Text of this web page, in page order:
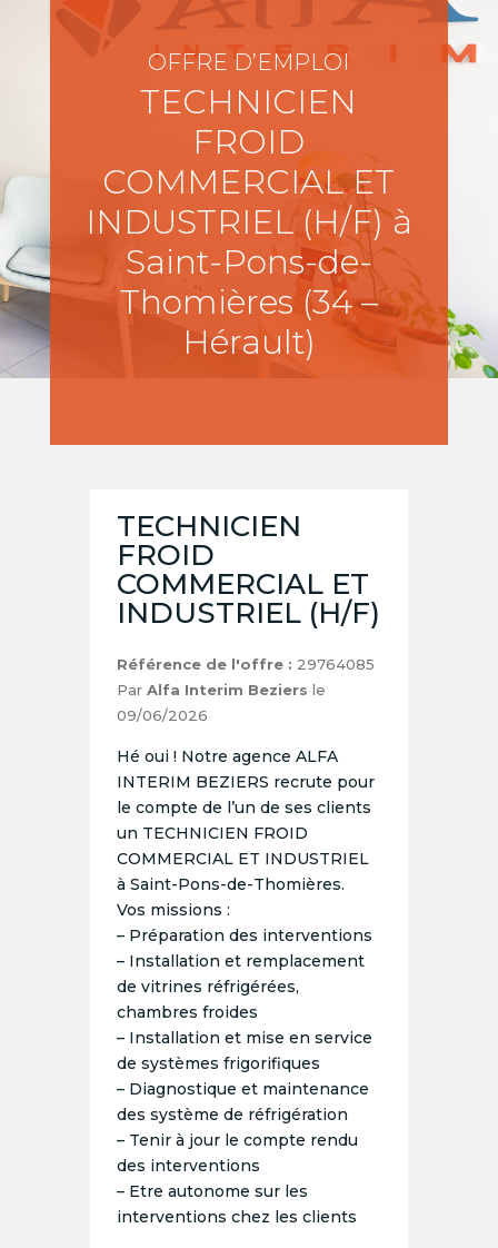
OFFRE D’EMPLOI
TECHNICIEN
FROID
COMMERCIAL ET
INDUSTRIEL (H/F) à
Saint-Pons-de-
Thomières (34 –
Hérault)
TECHNICIEN
FROID
COMMERCIAL ET
INDUSTRIEL (H/F)
Référence de l'offre : 29764085
Par Alfa Interim Beziers le
09/06/2026
Hé oui ! Notre agence ALFA
INTERIM BEZIERS recrute pour
le compte de l’un de ses clients
un TECHNICIEN FROID
COMMERCIAL ET INDUSTRIEL
à Saint-Pons-de-Thomières.
Vos missions :
– Préparation des interventions
– Installation et remplacement
de vitrines réfrigérées,
chambres froides
– Installation et mise en service
de systèmes frigorifiques
– Diagnostique et maintenance
des système de réfrigération
– Tenir à jour le compte rendu
des interventions
– Etre autonome sur les
interventions chez les clients